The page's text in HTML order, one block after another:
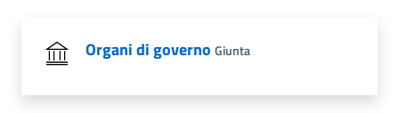
Organi di governo Giunta